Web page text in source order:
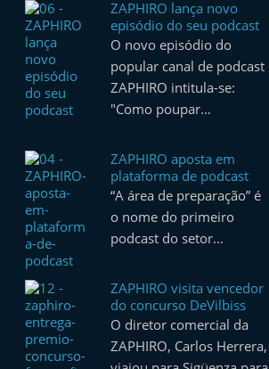
ZAPHIRO lança novo
episódio do seu podcast
O novo episódio do
popular canal de podcast
ZAPHIRO intitula-se:
"Como poupar…
ZAPHIRO aposta em
plataforma de podcast
“A área de preparação” é
o nome do primeiro
podcast do setor…
ZAPHIRO visita vencedor
do concurso DeVilbiss
O diretor comercial da
ZAPHIRO, Carlos Herrera,